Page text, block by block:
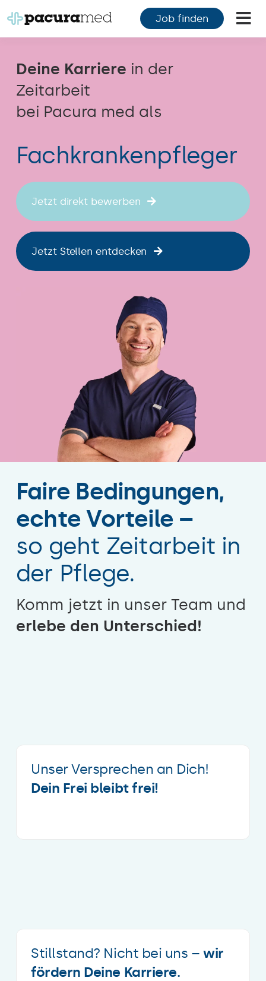
Inhalt
springen
Job finden
Deine Karriere in der
Zeitarbeit
bei Pacura med als
Fachkrankenpfleger
Jetzt direkt bewerben
Jetzt Stellen entdecken
Faire Bedingungen,
echte Vorteile –
so geht Zeitarbeit in
der Pflege.
Komm jetzt in unser Team und
erlebe den Unterschied!
Unser Versprechen an Dich!
Dein Frei bleibt frei!
Stillstand? Nicht bei uns –wir
fördern Deine Karriere.